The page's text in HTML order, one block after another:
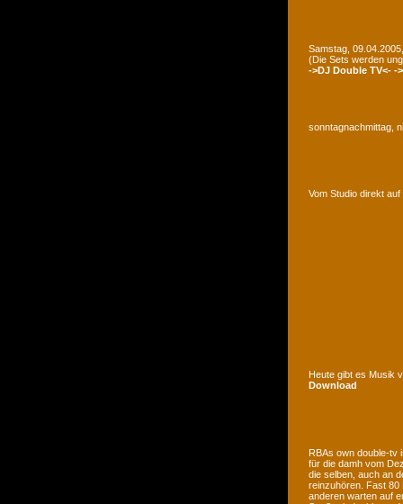
Samstag,
(Die Sets werden
->DJ Double TV<- -
sonntagnachmittag,
Vom Studio direkt
Heute gibt es Musik
Download
RBAs own double-tv
für die damh vom
die selben, auch an
reinzuhören. Fast 80
anderen warten auf